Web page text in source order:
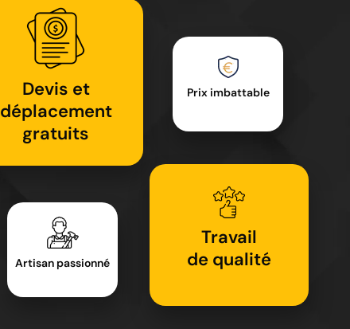
Devis et
déplacement
gratuits
Artisan passionné
Prix imbattable
Travail
de qualité